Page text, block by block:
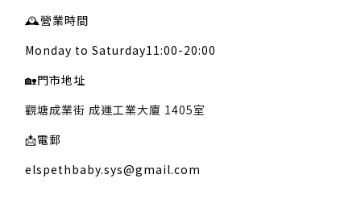
🕰️營業時間
Monday to Saturday11:00-20:00
🏡門市地址
觀塘成業街 成運工業大廈 1405室
📩電郵
elspethbaby.sys@gmail.com